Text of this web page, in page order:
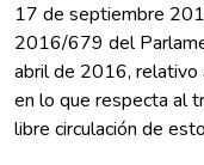
17 de septiembre
2016/679 del
abril de 2016, relativo
en lo que respecta al
libre circulación de